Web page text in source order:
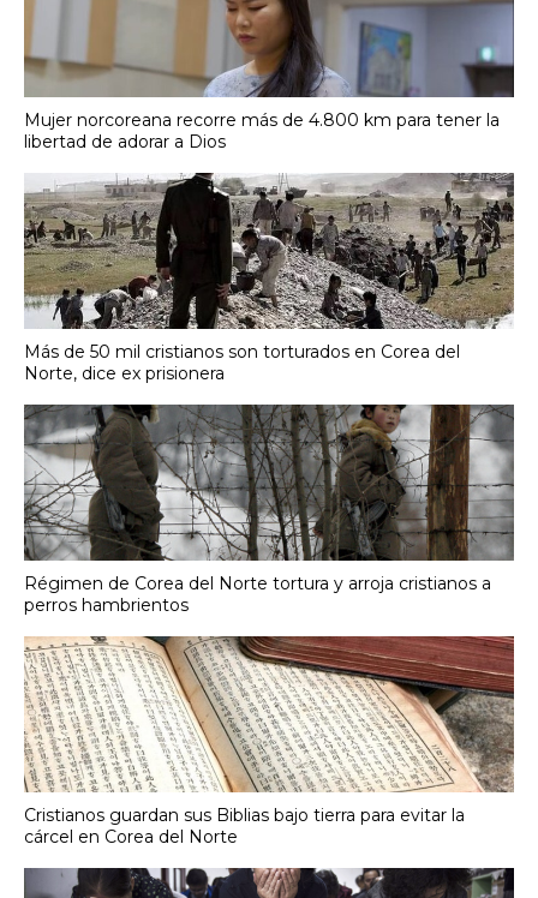
Mujer norcoreana recorre más de 4.800 km para tener la
libertad de adorar a Dios
Más de 50 mil cristianos son torturados en Corea del
Norte, dice ex prisionera
Régimen de Corea del Norte tortura y arroja cristianos a
perros hambrientos
Cristianos guardan sus Biblias bajo tierra para evitar la
cárcel en Corea del Norte